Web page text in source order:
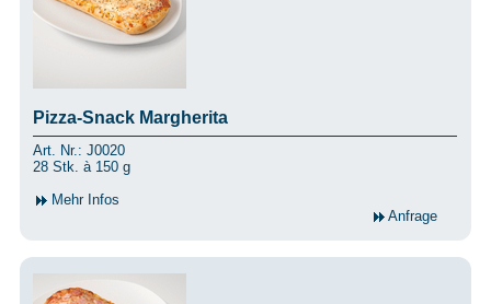
Pizza-Snack Margherita
Art. Nr.: J0020
28 Stk. à 150 g
Mehr Infos
Anfrage